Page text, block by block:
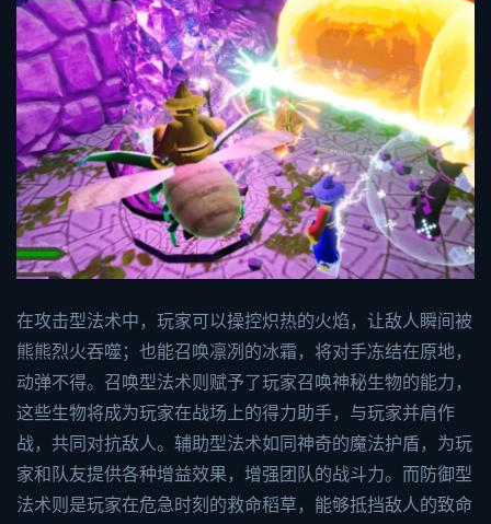
在攻击型法术中，玩家可以操控炽热的火焰，让敌人瞬间被
熊熊烈火吞噬；也能召唤凛冽的冰霜，将对手冻结在原地，
动弹不得。召唤型法术则赋予了玩家召唤神秘生物的能力，
这些生物将成为玩家在战场上的得力助手，与玩家并肩作
战，共同对抗敌人。辅助型法术如同神奇的魔法护盾，为玩
家和队友提供各种增益效果，增强团队的战斗力。而防御型
法术则是玩家在危急时刻的救命稻草，能够抵挡敌人的致命